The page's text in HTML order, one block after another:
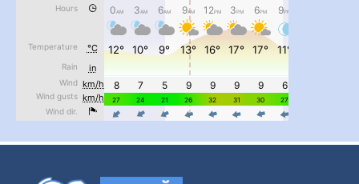
#PipIvanToday...
pimrec_project